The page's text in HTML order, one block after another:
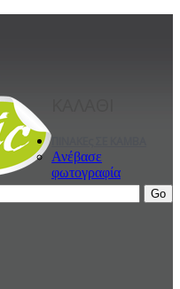
Ανέβασε
φωτογραφία